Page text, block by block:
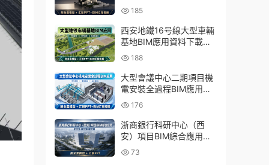
資料下載：含模型、彙報
PPT及演示視頻
185
西安地鐵16号線大型車輛
基地BIM應用資料下載：
含BIM模型、彙報PPT及
演示視頻
188
大型會議中心二期項目機
電安裝全過程BIM應用資
料下載：含BIM模型、彙
報PPT及視頻
176
浙商銀行科研中心（西
安）項目BIM綜合應用資
料下載：含全套BIM模
型、彙報PPT
73